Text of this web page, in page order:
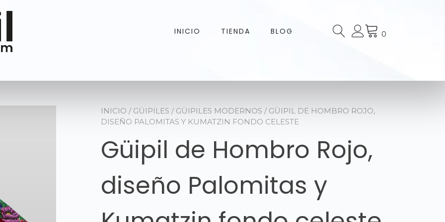
INICIO TIENDA BLOG 0
INICIO / GÜIPILES / GÜIPILES MODERNOS / GÜIPIL DE HOMBRO ROJO,
DISEÑO PALOMITAS Y KUMATZIN FONDO CELESTE
Güipil de Hombro Rojo,
diseño Palomitas y